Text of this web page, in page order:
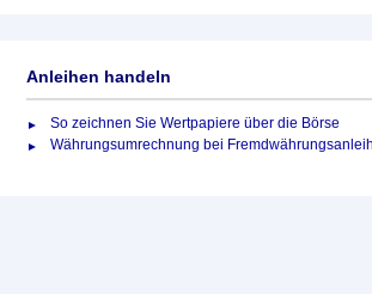
Anleihen handeln
So zeichnen Sie Wertpapiere über die Börse
Währungsumrechnung bei